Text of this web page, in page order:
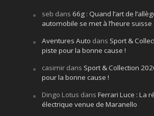
seb dans 66g : Quand l’art de
automobile se met à l’heure suisse
Aventures Auto dans Sport &
piste pour la bonne cause !
casimirdans Sport & Collection
pour la bonne cause !
Dingo Lotus dans Ferrari Luce : La
électrique venue de Maranello